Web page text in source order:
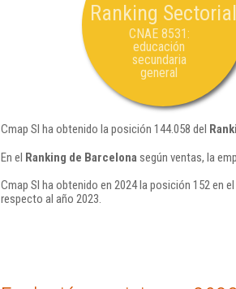
Ranking Sectorial
CNAE 8531:
educación
secundaria
general
Cmap Sl ha obtenido la posición 144.058 del
En el Ranking de Barcelona según ventas, la
Cmap Sl ha obtenido en 2024 la posición 152 en el
respecto al año 2023.